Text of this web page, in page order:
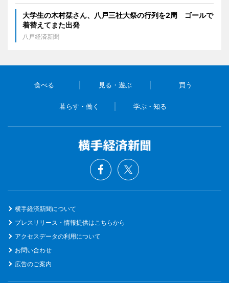
大学生の木村栞さん、八戸三社大祭の行列を2周 ゴールで
着替えてまた出発
八戸経済新聞
食べる 見る・遊ぶ 買う
暮らす・働く 学ぶ・知る
横手経済新聞について
プレスリリース・情報提供はこちらから
アクセスデータの利用について
お問い合わせ
広告のご案内